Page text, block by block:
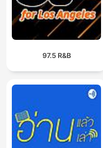
97.5 R&B